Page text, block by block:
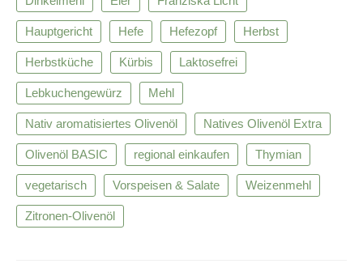
Hauptgericht Hefe Hefezopf Herbst
Herbstküche Kürbis Laktosefrei
Lebkuchengewürz Mehl
Nativ aromatisiertes Olivenöl Natives Olivenöl Extra
Olivenöl BASIC regional einkaufen Thymian
vegetarisch Vorspeisen & Salate Weizenmehl
Zitronen-Olivenöl